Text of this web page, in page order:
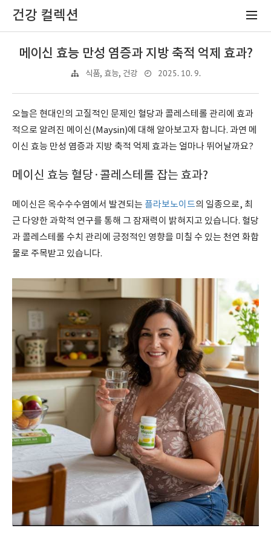
건강 컬렉션
메이신 효능 만성 염증과 지방 축적 억제 효과?
식품, 효능, 건강 2025. 10. 9.
오늘은 현대인의 고질적인 문제인 혈당과 콜레스테롤 관리에 효과
적으로 알려진 메이신(Maysin)에 대해 알아보고자 합니다. 과연 메
이신 효능 만성 염증과 지방 축적 억제 효과는 얼마나 뛰어날까요?
메이신 효능 혈당·콜레스테롤 잡는 효과?
메이신은 옥수수수염에서 발견되는 플라보노이드의 일종으로, 최
근 다양한 과학적 연구를 통해 그 잠재력이 밝혀지고 있습니다. 혈당
과 콜레스테롤 수치 관리에 긍정적인 영향을 미칠 수 있는 천연 화합
물로 주목받고 있습니다.